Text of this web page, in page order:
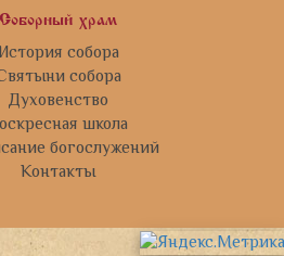
Соборный храм
собора
собора
Духовенство
школа
богослужений
Контакты